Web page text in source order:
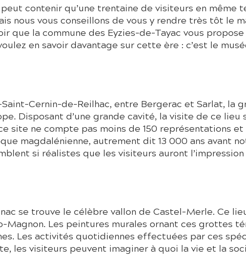
contenir qu’une trentaine de visiteurs en même
nous vous conseillons de vous y rendre très tôt le
que la commune des Eyzies-de-Tayac vous
en savoir davantage sur cette ère : c’est le
Cernin-de-Reilhac, entre Bergerac et Sarlat, la
Disposant d’une grande cavité, la visite de ce
site ne compte pas moins de 150 représentations
magdalénienne, autrement dit 13 000 ans avant
si réalistes que les visiteurs auront
se trouve le célèbre vallon de Castel-Merle. Ce
Magnon. Les peintures murales ornant ces grottes
Les activités quotidiennes effectuées par ces
les visiteurs peuvent imaginer à quoi la vie et la